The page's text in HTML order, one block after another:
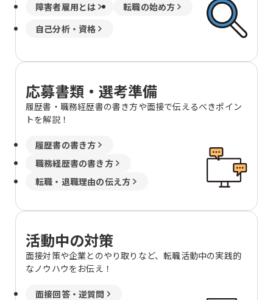
障害者雇用とは
転職の始め方
自己分析・資格
応募書類・選考準備
履歴書・職務経歴書の書き方や面接で伝えるべきポイン
トを解説！
履歴書の書き方
職務経歴書の書き方
転職・退職理由の伝え方
活動中の対策
面接対策や企業とのやり取りなど、転職活動中の実践的
なノウハウをお伝え！
面接回答・逆質問